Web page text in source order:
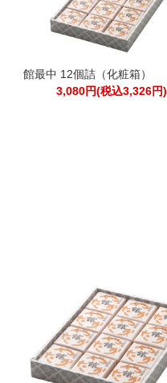
館最中 12個詰（化粧箱）
3,080円(税込3,326円)